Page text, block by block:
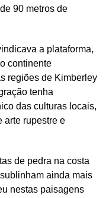
90 metros de
a plataforma,
continente
regiões de Kimberley
tenha
das culturas locais,
arte rupestre e
de pedra na costa
ainda mais
nestas paisagens